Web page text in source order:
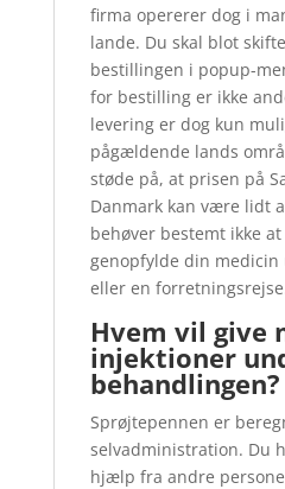
firma opererer dog i
lande. Du skal blot
bestillingen i popup-
for bestilling er ikke
levering er dog kun
pågældende lands
støde på, at prisen på
Danmark kan være lidt
behøver bestemt ikke
genopfylde din medicin
eller en
Hvem vil give
injektioner
behandlingen?
Sprøjtepennen er
selvadministration. Du
hjælp fra andre